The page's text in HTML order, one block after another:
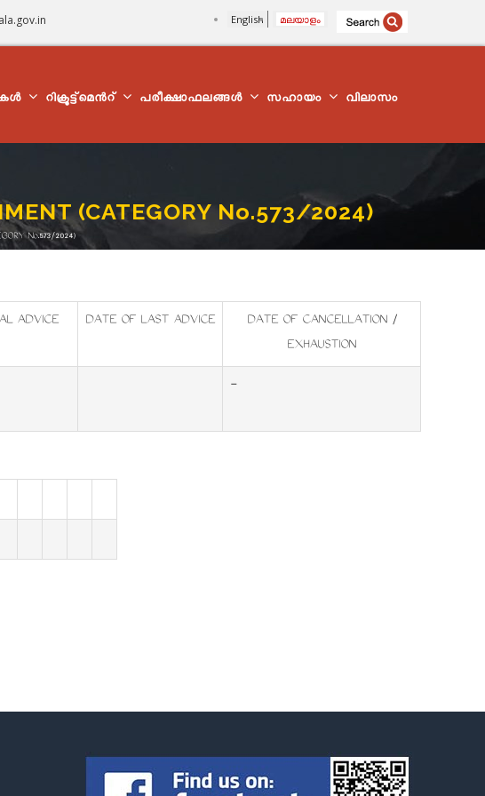
English മലയാളം
റിക്രൂട്ട്മെന്‍റ് പരീക്ഷാഫലങ്ങൾ സഹായം വിലാസം
(CATEGORY No.573/2024)
No.573/2024)
ADVICE DATE OF LAST ADVICE
DATE OF CANCELLATION /
EXHAUSTION
-